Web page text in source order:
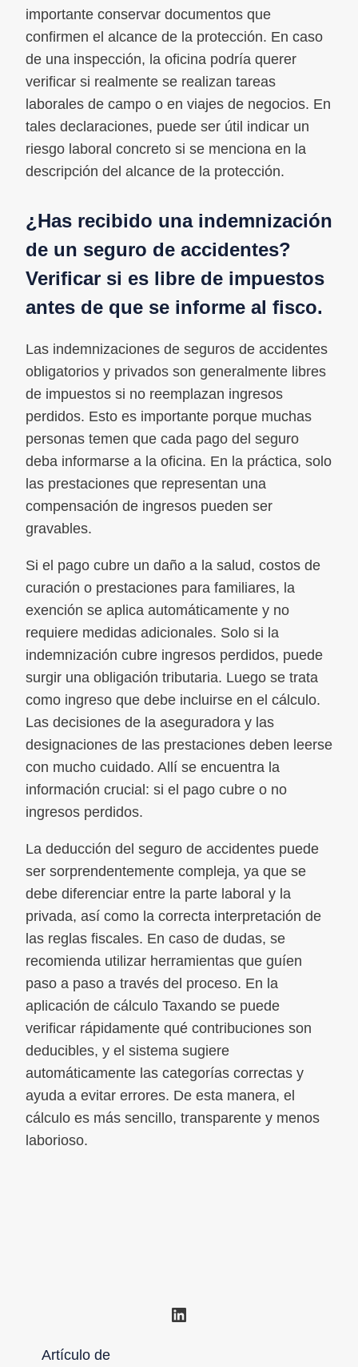
importante conservar documentos que
confirmen el alcance de la protección. En caso
de una inspección, la oficina podría querer
verificar si realmente se realizan tareas
laborales de campo o en viajes de negocios. En
tales declaraciones, puede ser útil indicar un
riesgo laboral concreto si se menciona en la
descripción del alcance de la protección.
¿Has recibido una indemnización
de un seguro de accidentes?
Verificar si es libre de impuestos
antes de que se informe al fisco.
Las indemnizaciones de seguros de accidentes
obligatorios y privados son generalmente libres
de impuestos si no reemplazan ingresos
perdidos. Esto es importante porque muchas
personas temen que cada pago del seguro
deba informarse a la oficina. En la práctica, solo
las prestaciones que representan una
compensación de ingresos pueden ser
gravables.
Si el pago cubre un daño a la salud, costos de
curación o prestaciones para familiares, la
exención se aplica automáticamente y no
requiere medidas adicionales. Solo si la
indemnización cubre ingresos perdidos, puede
surgir una obligación tributaria. Luego se trata
como ingreso que debe incluirse en el cálculo.
Las decisiones de la aseguradora y las
designaciones de las prestaciones deben leerse
con mucho cuidado. Allí se encuentra la
información crucial: si el pago cubre o no
ingresos perdidos.
La deducción del seguro de accidentes puede
ser sorprendentemente compleja, ya que se
debe diferenciar entre la parte laboral y la
privada, así como la correcta interpretación de
las reglas fiscales. En caso de dudas, se
recomienda utilizar herramientas que guíen
paso a paso a través del proceso. En la
aplicación de cálculo Taxando se puede
verificar rápidamente qué contribuciones son
deducibles, y el sistema sugiere
automáticamente las categorías correctas y
ayuda a evitar errores. De esta manera, el
cálculo es más sencillo, transparente y menos
laborioso.
LinkedIn
Artículo de